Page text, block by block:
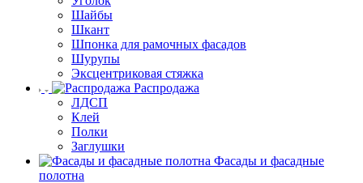
Шайбы
Шкант
Шпонка для рамочных фасадов
Шурупы
Эксцентриковая стяжка
Распродажа
ЛДСП
Клей
Полки
Заглушки
Фасады и фасадные
полотна